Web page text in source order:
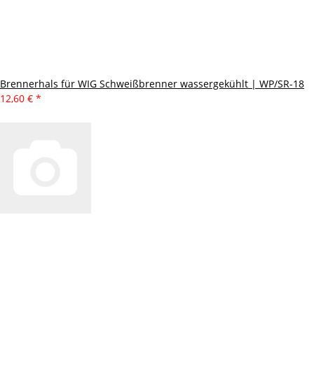
Brennerhals für WIG Schweißbrenner wassergekühlt | WP/SR-18
12,60 € *